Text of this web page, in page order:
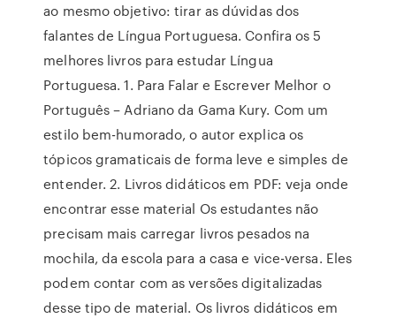
ao mesmo objetivo: tirar as dúvidas dos
falantes de Língua Portuguesa. Confira os 5
melhores livros para estudar Língua
Portuguesa. 1. Para Falar e Escrever Melhor o
Português – Adriano da Gama Kury. Com um
estilo bem-humorado, o autor explica os
tópicos gramaticais de forma leve e simples de
entender. 2. Livros didáticos em PDF: veja onde
encontrar esse material Os estudantes não
precisam mais carregar livros pesados na
mochila, da escola para a casa e vice-versa. Eles
podem contar com as versões digitalizadas
desse tipo de material. Os livros didáticos em